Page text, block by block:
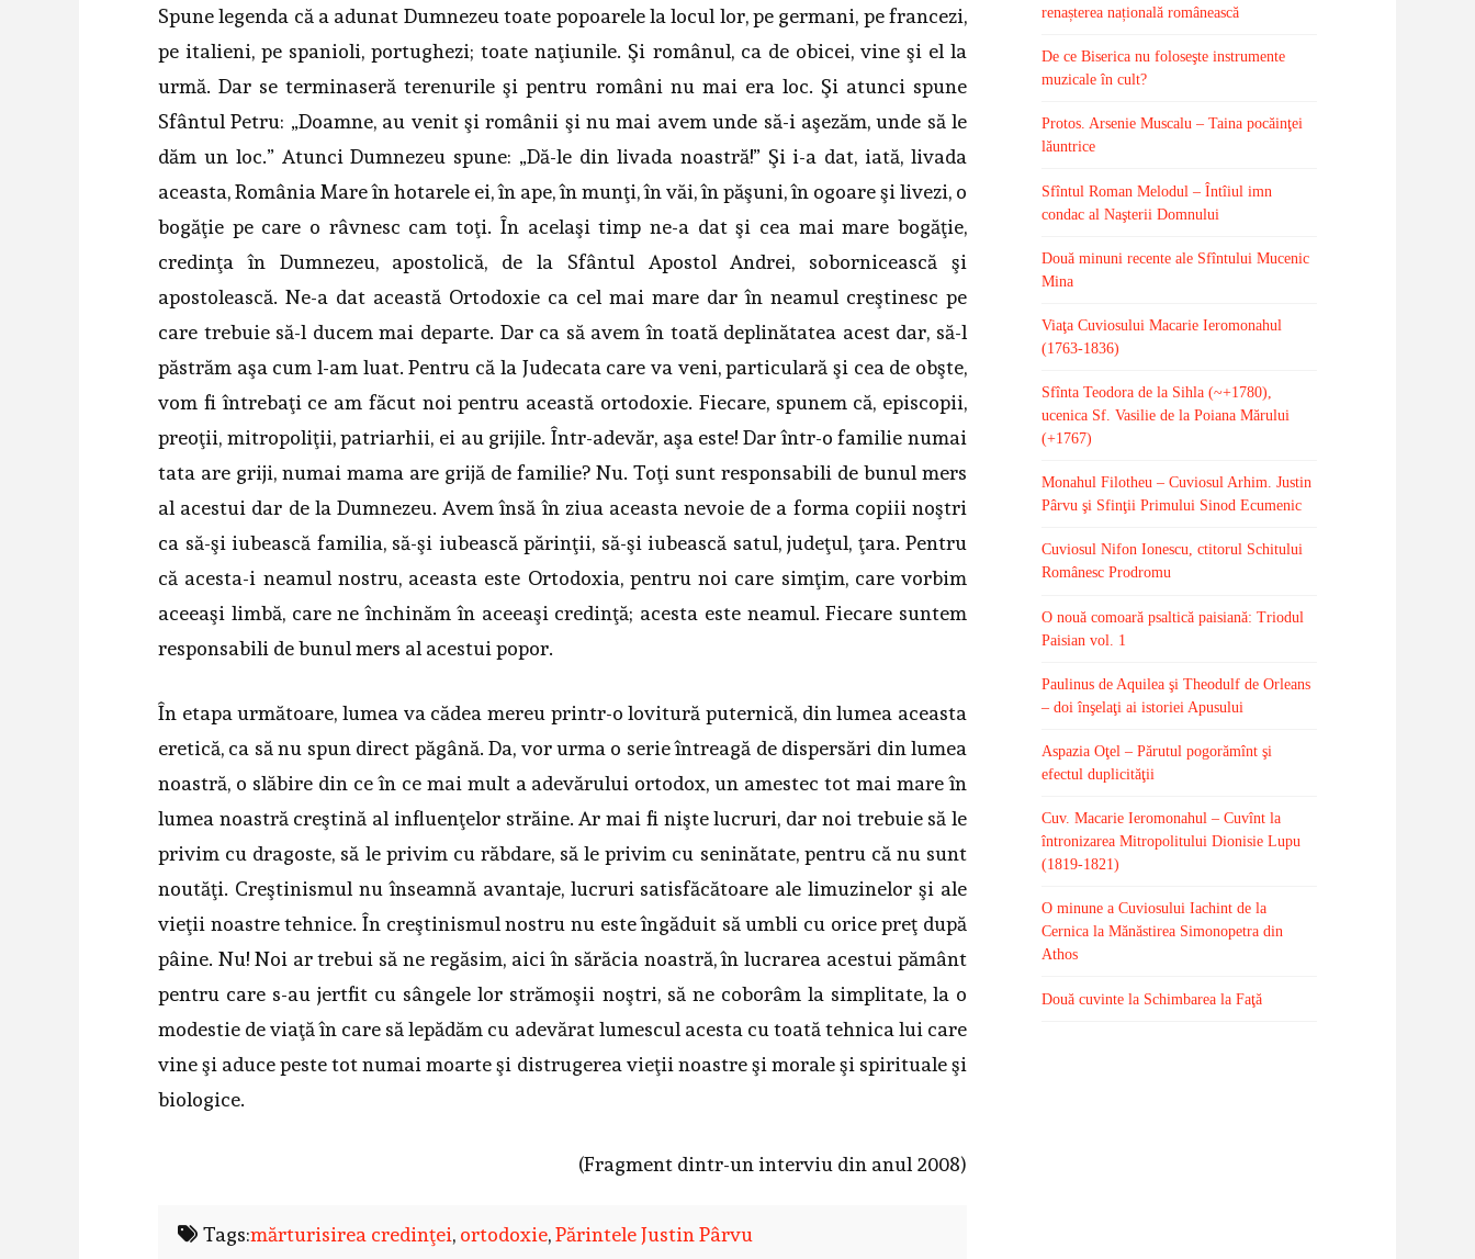
Spune legenda că a adunat Dumnezeu toate popoarele la locul lor, pe germani, pe francezi,
pe italieni, pe spanioli, portughezi; toate naţiunile. Şi românul, ca de obicei, vine şi el la
urmă. Dar se terminaseră terenurile şi pentru români nu mai era loc. Şi atunci spune
Sfântul Petru: „Doamne, au venit şi românii şi nu mai avem unde să-i aşezăm, unde să le
dăm un loc.” Atunci Dumnezeu spune: „Dă-le din livada noastră!” Şi i-a dat, iată, livada
aceasta, România Mare în hotarele ei, în ape, în munţi, în văi, în păşuni, în ogoare şi livezi, o
bogăţie pe care o râvnesc cam toţi. În acelaşi timp ne-a dat şi cea mai mare bogăţie,
credinţa în Dumnezeu, apostolică, de la Sfântul Apostol Andrei, sobornicească şi
apostolească. Ne-a dat această Ortodoxie ca cel mai mare dar în neamul creştinesc pe
care trebuie să-l ducem mai departe. Dar ca să avem în toată deplinătatea acest dar, să-l
păstrăm aşa cum l-am luat. Pentru că la Judecata care va veni, particulară şi cea de obşte,
vom fi întrebaţi ce am făcut noi pentru această ortodoxie. Fiecare, spunem că, episcopii,
preoţii, mitropoliţii, patriarhii, ei au grijile. Într-adevăr, aşa este! Dar într-o familie numai
tata are griji, numai mama are grijă de familie? Nu. Toţi sunt responsabili de bunul mers
al acestui dar de la Dumnezeu. Avem însă în ziua aceasta nevoie de a forma copiii noştri
ca să-şi iubească familia, să-şi iubească părinţii, să-şi iubească satul, judeţul, ţara. Pentru
că acesta-i neamul nostru, aceasta este Ortodoxia, pentru noi care simţim, care vorbim
aceeaşi limbă, care ne închinăm în aceeaşi credinţă; acesta este neamul. Fiecare suntem
responsabili de bunul mers al acestui popor.
În etapa următoare, lumea va cădea mereu printr-o lovitură puternică, din lumea aceasta
eretică, ca să nu spun direct păgână. Da, vor urma o serie întreagă de dispersări din lumea
noastră, o slăbire din ce în ce mai mult a adevărului ortodox, un amestec tot mai mare în
lumea noastră creştină al influenţelor străine. Ar mai fi nişte lucruri, dar noi trebuie să le
privim cu dragoste, să le privim cu răbdare, să le privim cu seninătate, pentru că nu sunt
noutăţi. Creştinismul nu înseamnă avantaje, lucruri satisfăcătoare ale limuzinelor şi ale
vieţii noastre tehnice. În creştinismul nostru nu este îngăduit să umbli cu orice preţ după
pâine. Nu! Noi ar trebui să ne regăsim, aici în sărăcia noastră, în lucrarea acestui pământ
pentru care s-au jertfit cu sângele lor strămoşii noştri, să ne coborâm la simplitate, la o
modestie de viaţă în care să lepădăm cu adevărat lumescul acesta cu toată tehnica lui care
vine şi aduce peste tot numai moarte şi distrugerea vieţii noastre şi morale şi spirituale şi
biologice.
(Fragment dintr-un interviu din anul 2008)
Tags:mărturisirea credinţei, ortodoxie,Părintele Justin Pârvu
renașterea națională românească
De ce Biserica nu foloseşte instrumente
muzicale în cult?
Protos. Arsenie Muscalu – Taina pocăinţei
lăuntrice
Sfîntul Roman Melodul – Întîiul imn
condac al Naşterii Domnului
Două minuni recente ale Sfîntului Mucenic
Mina
Viaţa Cuviosului Macarie Ieromonahul
(1763-1836)
Sfînta Teodora de la Sihla (~+1780),
ucenica Sf. Vasilie de la Poiana Mărului
(+1767)
Monahul Filotheu – Cuviosul Arhim. Justin
Pârvu şi Sfinţii Primului Sinod Ecumenic
Cuviosul Nifon Ionescu, ctitorul Schitului
Românesc Prodromu
O nouă comoară psaltică paisiană: Triodul
Paisian vol. 1
Paulinus de Aquilea şi Theodulf de Orleans
– doi înşelaţi ai istoriei Apusului
Aspazia Oţel – Părutul pogorămînt şi
efectul duplicităţii
Cuv. Macarie Ieromonahul – Cuvînt la
întronizarea Mitropolitului Dionisie Lupu
(1819-1821)
O minune a Cuviosului Iachint de la
Cernica la Mănăstirea Simonopetra din
Athos
Două cuvinte la Schimbarea la Faţă